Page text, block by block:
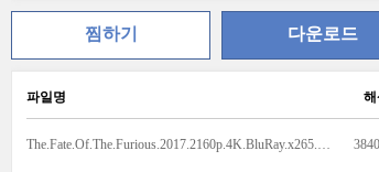
찜하기 다운로드
파일명
The.Fate.Of.The.Furious.2017.2160p.4K.BluRay.x265.10bit.AAC5.1.mkv